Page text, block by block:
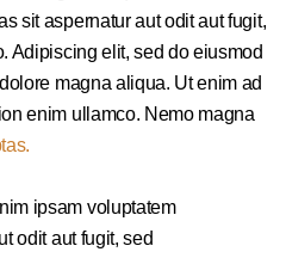
sit aspernatur aut odit aut fugit,
Adipiscing elit, sed do eiusmod
magna aliqua. Ut enim ad
enim ullamco. Nemo magna
ipsam voluptatem
odit aut fugit, sed